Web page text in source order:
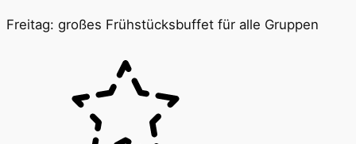
Freitag: großes Frühstücksbuffet für alle Gruppen